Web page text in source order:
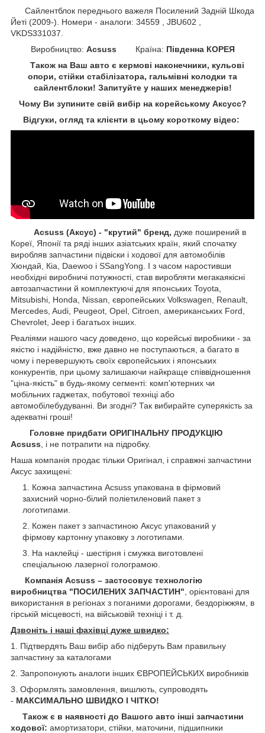
Сайлентблок переднього важеля Посилений Задній Шкода
Йеті (2009-). Номери - аналоги: 34559 , JBU602 ,
VKDS331037.
Виробництво: Acsuss Країна: Південна КОРЕЯ
Також на Ваш авто є кермові наконечники, кульові
опори, стійки стабілізатора, гальмівні колодки та
сайлентблоки! Запитуйте у наших менеджерів!
Чому Ви зупините свій вибір на корейському Аксусс?
Відгуки, огляд та клієнти в цьому короткому відео:
Acsuss (Аксус) - "крутий" бренд, дуже поширений в
Кореї, Японії та ряді інших азіатських країн, який спочатку
виробляв запчастини підвіски і ходової для автомобілів
Хюндай, Кіа, Daewoo і SSangYong. І з часом наростивши
необхідні виробничі потужності, став виробляти мегакаякісні
автозапчастини й комплектуючі для японських Toyota,
Mitsubishi, Honda, Nissan, європейських Volkswagen, Renault,
Mercedes, Audi, Peugeot, Opel, Citroen, американських Ford,
Chevrolet, Jeep і багатьох інших.
Реаліями нашого часу доведено, що корейські виробники - за
якістю і надійністю, вже давно не поступаються, а багато в
чому і перевершують своїх європейських і японських
конкурентів, при цьому залишаючи найкраще співвідношення
"ціна-якість" в будь-якому сегменті: комп'ютерних чи
мобільних гаджетах, побутової техніці або
автомобілебудуванні. Ви згодні? Так вибирайте суперякість за
адекватні гроші!
Головне придбати ОРИГІНАЛЬНУ ПРОДУКЦІЮ
Acsuss , і не потрапити на підробку.
Наша компанія продає тільки Оригінал, і справжні запчастини
Аксус захищені:
Кожна запчастина Acsuss упакована в фірмовий
захисний чорно-білий поліетиленовий пакет з
логотипами.
Кожен пакет з запчастиною Аксус упакований у
фірмову картонну упаковку з логотипами.
На наклейці - шестірня і смужка виготовлені
спеціальною лазерної голограмою.
Компанія Acsuss – застосовує технологію
виробництва "ПОСИЛЕНИХ ЗАПЧАСТИН" , орієнтовані для
використання в регіонах з поганими дорогами, бездоріжжям, в
гірській місцевості, на військовій техніці і т. д.
Дзвоніть і наші фахівці дуже швидко:
1. Підтвердять Ваш вибір або підберуть Вам правильну
запчастину за каталогами
2. Запропонують аналоги інших ЄВРОПЕЙСЬКИХ виробників
3. Оформлять замовлення, вишлють, супроводять
- МАКСИМАЛЬНО ШВИДКО І ЧІТКО!
Також є в наявності до Вашого авто інші запчастини
ходової: амортизатори, стійки, маточини, підшипники